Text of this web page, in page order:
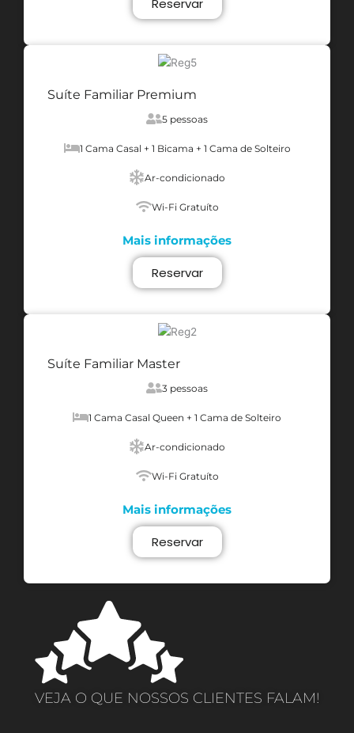
Reservar
Suíte Familiar Premium
5 pessoas
1 Cama Casal + 1 Bicama + 1 Cama de Solteiro
Ar-condicionado
Wi-Fi Gratuíto
Mais informações
Reservar
Suíte Familiar Master
3 pessoas
1 Cama Casal Queen + 1 Cama de Solteiro
Ar-condicionado
Wi-Fi Gratuíto
Mais informações
Reservar
VEJA O QUE NOSSOS CLIENTES FALAM!